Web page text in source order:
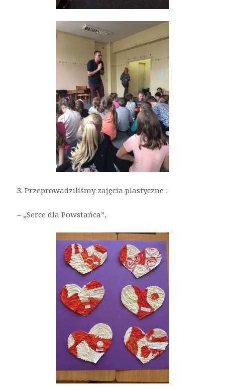
3. Przeprowadziliśmy zajęcia plastyczne :
– „Serce dla Powstańca”,